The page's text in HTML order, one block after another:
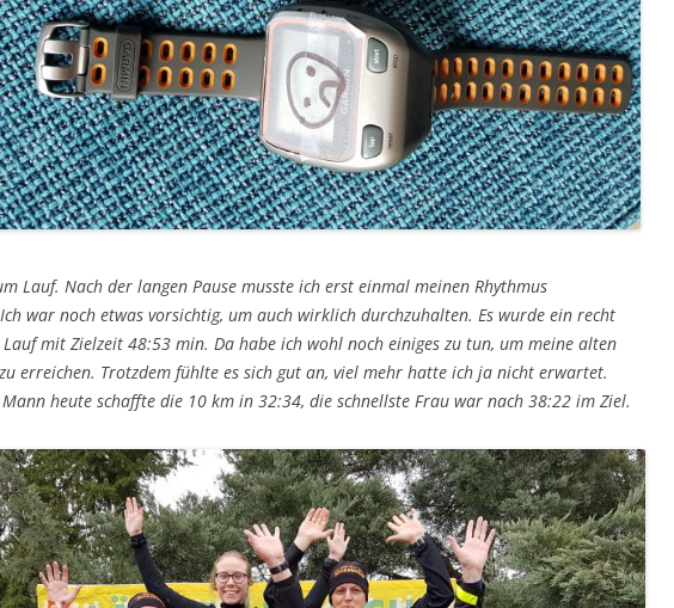
Lauf. Nach der langen Pause musste ich erst einmal meinen Rhythmus
war noch etwas vorsichtig, um auch wirklich durchzuhalten. Es wurde ein recht
mit Zielzeit 48:53 min. Da habe ich wohl noch einiges zu tun, um meine alten
erreichen. Trotzdem fühlte es sich gut an, viel mehr hatte ich ja nicht erwartet.
heute schaffte die 10 km in 32:34, die schnellste Frau war nach 38:22 im Ziel.